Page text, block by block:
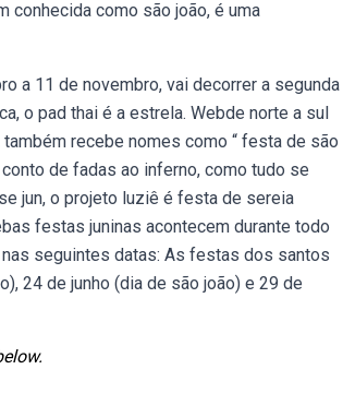
conhecida como são joão, é uma
a 11 de novembro, vai decorrer a segunda
o pad thai é a estrela. Webde norte a sul
recebe nomes como “ festa de são
de fadas ao inferno, como tudo se
jun, o projeto luziê é festa de sereia
festas juninas acontecem durante todo
seguintes datas: As festas dos santos
24 de junho (dia de são joão) e 29 de